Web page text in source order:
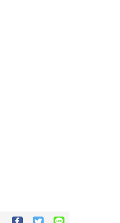
Facebook
TwitterGoogle+で